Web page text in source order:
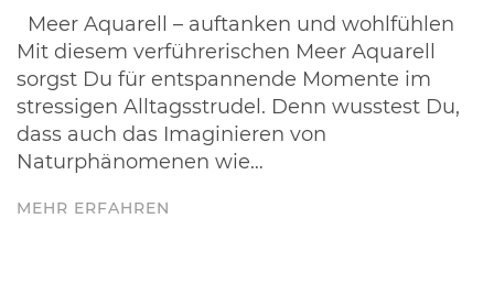
Meer Aquarell – auftanken und wohlfühlen
Mit diesem verführerischen Meer Aquarell
sorgst Du für entspannende Momente im
stressigen Alltagsstrudel. Denn wusstest Du,
dass auch das Imaginieren von
Naturphänomenen wie…
MEHR ERFAHREN